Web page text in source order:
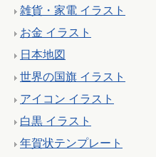
雑貨・家電 イラスト
お金 イラスト
日本地図
世界の国旗 イラスト
アイコン イラスト
白黒 イラスト
年賀状テンプレート